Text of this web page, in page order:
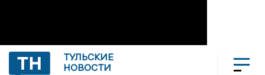
ТУЛЬСКИЕ
НОВОСТИ